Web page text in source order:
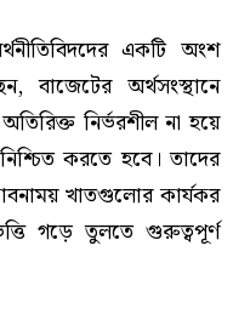
একটি অংশ
বাজেটের অর্থসংস্থানে
নির্ভরশীল না হয়ে
করতে হবে। তাদের
খাতগুলোর কার্যকর
গড়ে তুলতে গুরুত্বপূর্ণ